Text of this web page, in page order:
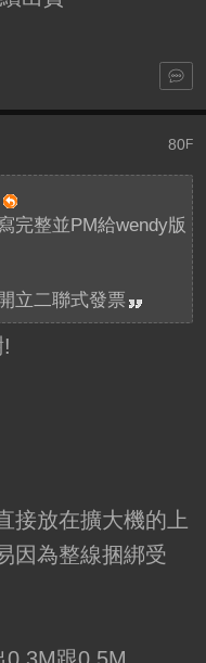
80F
完整並PM給wendy版
立二聯式發票
接放在擴大機的上
因為整線捆綁受